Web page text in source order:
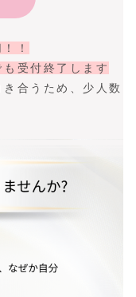
！
受付終了します
合うため、少人数